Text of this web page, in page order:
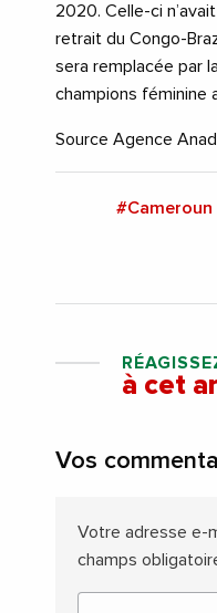
2020. Celle-ci
retrait du Congo-
sera remplacée par
champions féminine
Source Agence
#Cameroun
à cet
Vos
Votre adresse e-
champs